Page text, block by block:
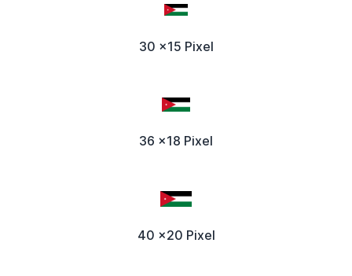
30 x15 Pixel
36 x18 Pixel
40 x20 Pixel